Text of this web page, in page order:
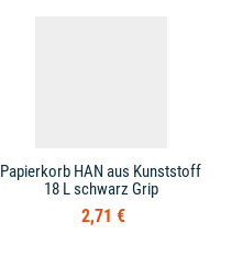
Papierkorb HAN aus Kunststoff
18 L schwarz Grip
2,71 €